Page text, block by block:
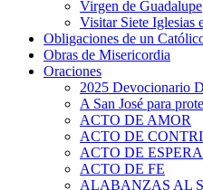
Virgen de Guadalupe
Visitar Siete Iglesias
Obligaciones de un
Obras de Misericordia
Oraciones
2025 Devocionario
A San José para
ACTO DE AMOR
ACTO DE
ACTO DE
ACTO DE FE
ALABANZAS AL